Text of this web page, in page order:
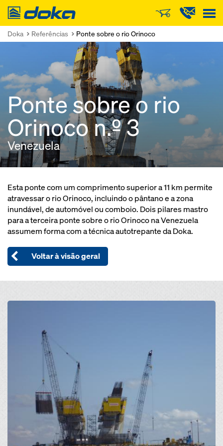
Doka
Doka Referências Ponte sobre o rio Orinoco
Ponte sobre o rio
Orinoco n.º 3
Venezuela
Esta ponte com um comprimento superior a 11 km permite
atravessar o rio Orinoco, incluindo o pântano e a zona
inundável, de automóvel ou comboio. Dois pilares mastro
para a terceira ponte sobre o rio Orinoco na Venezuela
assumem forma com a técnica autotrepante da Doka.
Voltar à visão geral
Open